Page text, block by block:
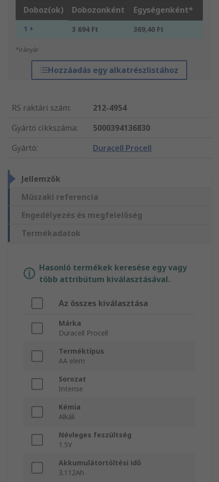
Doboz(ok) Dobozonként Egységenként*
1 + 3 694 Ft 369,40 Ft
*irányár
Hozzáadás egy alkatrészlistához
RS raktári szám:
212-4954
Gyártó cikkszáma:
5000394136830
Gyártó: Duracell Procell
Jellemzők
Műszaki referencia
Engedélyezés és megfelelőség
Termékadatok
Hasonló termékek keresése egy vagy
több attribútum kiválasztásával.
Az összes kiválasztása
Márka
Duracell Procell
Terméktípus
AA elem
Sorozat
Intense
Kémia
Alkáli
Névleges feszültség
1.5V
Akkumulátortöltési idő
3.112Ah